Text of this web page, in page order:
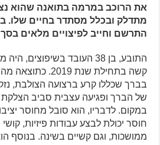
את הרוכב במרמה בתואנה שהוא
מתדלק ובכלל מסתדר בחיים שלו.
התרשם וחייב לפיצויים מלאים בסך של כ-3
התובע, בן 38 העובד
קשה בתחילת שנת
בברך שכללו קרע ברצועה הצולבת,
של הברך ופגיעה עצבית סביב הצלקת
במקום. לדבריו, הוא סובל מחוסר
חוסר יכולת לבצע עבודות פיזיות,
ממושכות, וגם קשיים בשינה. בנוסף